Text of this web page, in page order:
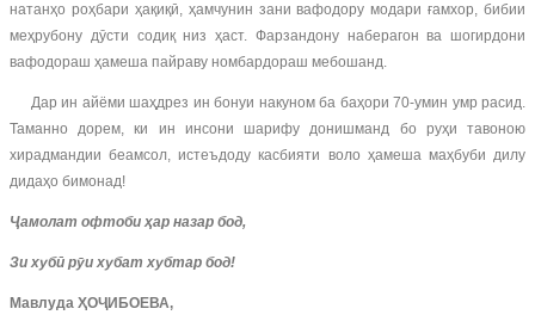
натанҳо роҳбари ҳақиқӣ, ҳамчунин зани вафодору модари ғамхор, бибии
меҳрубону дӯсти содиқ низ ҳаст. Фарзандону наберагон ва шогирдони
вафодораш ҳамеша пайраву номбардораш мебошанд.
Дар ин айёми шаҳдрез ин бонуи накуном ба баҳори 70-умин умр расид.
Таманно дорем, ки ин инсони шарифу донишманд бо руҳи тавоною
хирадмандии беамсол, истеъдоду касбияти воло ҳамеша маҳбуби дилу
дидаҳо бимонад!
Ҷамолат офтоби ҳар назар бод,
Зи хубӣ рӯи хубат хубтар бод!
Мавлуда ҲОҶИБОЕВА,